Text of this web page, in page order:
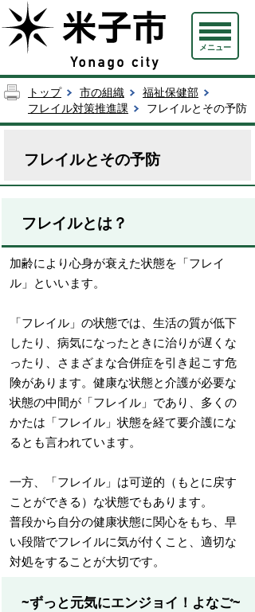
メニュー
トップ 市の組織
福祉保健部
フレイル対策推進課
フレイルとその予防
フレイルとその予防
フレイルとは？
加齢により心身が衰えた状態を「フレイ
ル」といいます。
「フレイル」の状態では、生活の質が低下
したり、病気になったときに治りが遅くな
ったり、さまざまな合併症を引き起こす危
険があります。健康な状態と介護が必要な
状態の中間が「フレイル」であり、多くの
かたは「フレイル」状態を経て要介護にな
るとも言われています。
一方、「フレイル」は可逆的（もとに戻す
ことができる）な状態でもあります。
普段から自分の健康状態に関心をもち、早
い段階でフレイルに気が付くこと、適切な
対処をすることが大切です。
~ずっと元気にエンジョイ！よなご~